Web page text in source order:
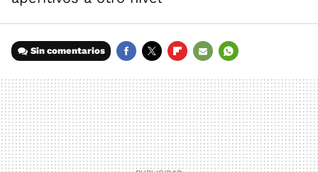
Sin comentarios
MAIL